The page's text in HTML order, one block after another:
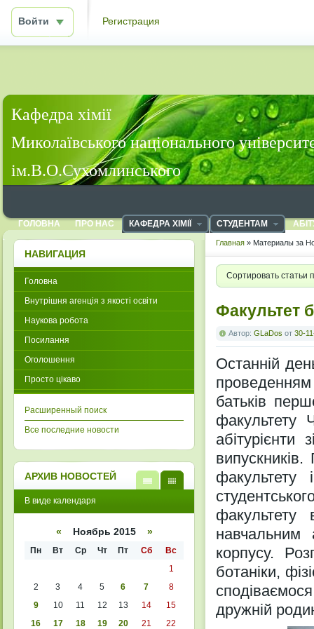
Войти Регистрация
Кафедра хімії
Миколаївського національного
ім.В.О.Сухомлинського
ГОЛОВНА ПРО НАС КАФЕДРА ХІМІЇ СТУДЕНТАМ
Главная » Материалы за
Сортировать статьи
Факультет
Автор: GLaDos от 30-
Останній
проведенням
батьків
факультету
випускників.
факультету
навчальним
корпусу.
ботаніки,
дружній
НАВИГАЦИЯ
Головна
Внутрішня агенція з якості освіти
Наукова робота
Посилання
Оголошення
Просто цікаво
Расширенный поиск
Все последние новости
АРХИВ НОВОСТЕЙ
кален
списк
В виде календаря
« Ноябрь 2015 »
Пн Вт Ср Чт Пт Сб
Вс
1
2
3 4 5 6 7
8
9
10 11 12 13 14
15
16
17 18 19 20 21
22